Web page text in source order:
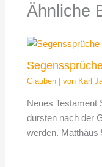
Ähnliche
Glauben | von Karl
Neues Testament
dursten nach der
werden.